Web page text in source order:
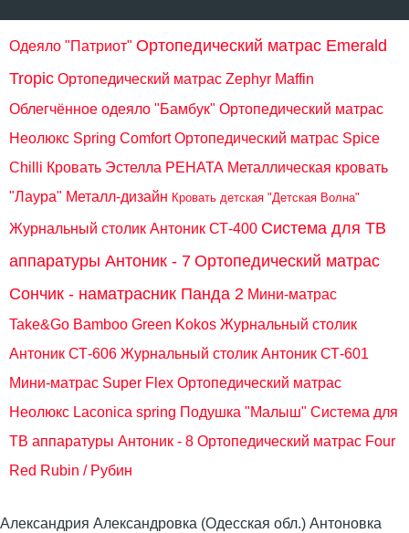
Одеяло "Патриот" Ортопедический матрас Emerald
Tropic Ортопедический матрас Zephyr Maffin
Облегчённое одеяло "Бамбук" Ортопедический матрас
Неолюкс Spring Comfort Ортопедический матрас Spice
Chilli Кровать Эстелла РЕНАТА Металлическая кровать
"Лаура" Металл-дизайн Кровать детская "Детская Волна"
Журнальный столик Антоник СТ-400 Система для ТВ
аппаратуры Антоник - 7 Ортопедический матрас
Сончик - наматрасник Панда 2 Мини-матрас
Take&Go Bamboo Green Kokos Журнальный столик
Антоник СТ-606 Журнальный столик Антоник СТ-601
Мини-матрас Super Flex Ортопедический матрас
Неолюкс Laconica spring Подушка "Малыш" Система для
ТВ аппаратуры Антоник - 8 Ортопедический матрас Four
Red Rubin / Рубин
Александрия Александровка (Одесская обл.) Антоновка